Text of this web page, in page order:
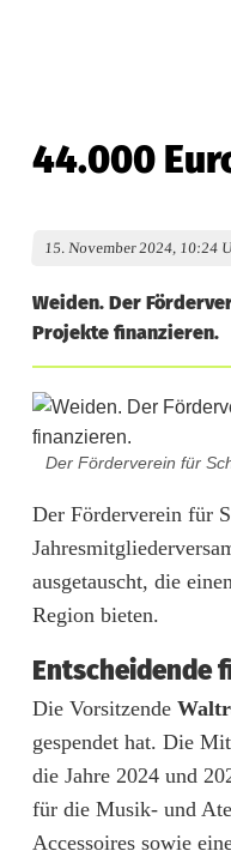
44.000
15. November 2024, 10:24
Weiden. Der
Projekte finanzieren.
Der Förderverein für
4
4
.
0
0
0
E
u
Der Förderverein für
ausgetauscht, die
Region bieten.
Entscheidende
Die Vorsitzende
gespendet hat. Die
die Jahre 2024 und
für die Musik- und
Accessoires sowie